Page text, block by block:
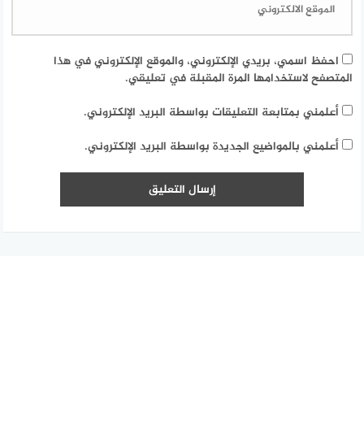
احفظ اسمي، بريدي الإلكتروني، والموقع الإلكتروني في هذا
المتصفح لاستخدامها المرة المقبلة في تعليقي.
أعلمني بمتابعة التعليقات بواسطة البريد الإلكتروني.
أعلمني بالمواضيع الجديدة بواسطة البريد الإلكتروني.